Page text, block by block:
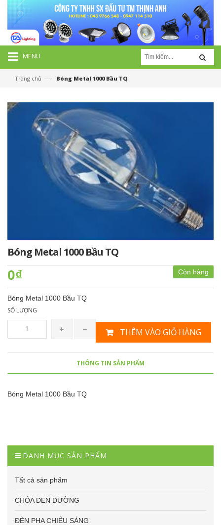
MENU
Trang chủ —› Bóng Metal 1000 Bầu TQ
Bóng Metal 1000 Bầu TQ
Còn hàng
0₫
Bóng Metal 1000 Bầu TQ
SỐ LƯỢNG
THÊM VÀO GIỎ HÀNG
THÔNG TIN SẢN PHẨM
Bóng Metal 1000 Bầu TQ
DANH MỤC SẢN PHẨM
Tất cả sản phẩm
CHÓA ĐEN ĐƯỜNG
ĐÈN PHA CHIẾU SÁNG